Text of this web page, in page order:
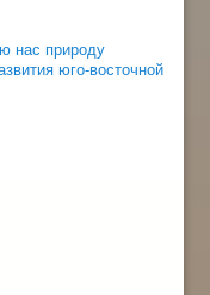
нас природу
юго-восточной